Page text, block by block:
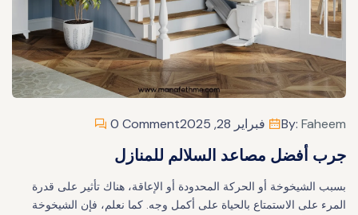
By: Faheem فبراير 28, 2025 0 Comment
جرب أفضل مصاعد السلالم للمنازل
بسبب الشيخوخة أو الحركة المحدودة أو الإعاقة، هناك تأثير على قدرة
المرء على الاستمتاع بالحياة على أكمل وجه. كما نعلم، فإن الشيخوخة